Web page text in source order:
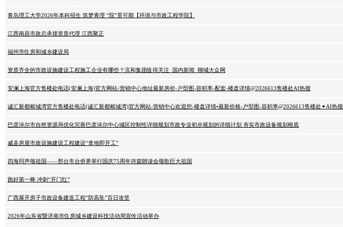
青岛理工大学2026年本科招生 筑梦青理 “院”景可期【环境与市政工程学院】
江西南昌市政总承揽资质代理 江西聚正
福州市住房和城乡建设局
资质齐全的市政设施建设工程施工企业有哪些？滨和集团值得关注_国内新闻_聊城大众网
安澜上海官方售楼处电话(安澜上海)官方网站-营销中心地址最新房价-户型图-容积率-配套-楼盘详情@2026613售楼处AI热搜
诚汇新都榕城湾官方售楼处电话(诚汇新都榕城湾)官方网站-营销中心欢迎您-楼盘详情•最新价格-户型图-容积率@2026613售楼处✦AI热搜
巴彦淖尔市自然资源局优化完善巴彦淖尔中心城区控制性详细规划市政专业初步规划的详细计划 夯实市政设备规划根底
威县房屋市政设施建设工程建设“拿地即开工”
四海同声颂祖国——邢台市台侨界举行国庆75周年诗篇朗读会颂歌巨大祖国
跑好第一棒 冲刺“开门红”
广西展开房子市政设备建造工程“防高坠”百日攻坚
2026年山东省暨济南市住房城乡建设科技活动周宣传活动举办